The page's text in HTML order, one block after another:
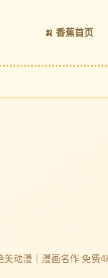
🍌 香蕉首页
动漫｜漫画名作 免费